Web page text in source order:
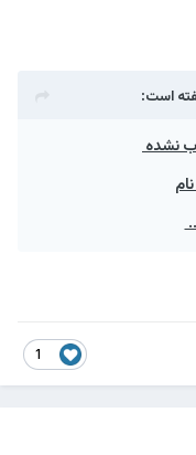
است:
نشده